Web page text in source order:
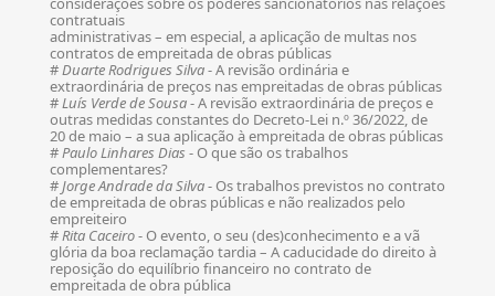
contratuais
administrativas – em especial, a aplicação de multas nos
contratos de empreitada de obras públicas
#Duarte Rodrigues Silva- A revisão ordinária e
extraordinária de preços nas empreitadas de obras públicas
#Luís Verde de Sousa- A revisão extraordinária de preços e
outras medidas constantes do Decreto-Lei n.º 36/2022, de
20 de maio – a sua aplicação à empreitada de obras públicas
#Paulo Linhares Dias - O que são os trabalhos
complementares?
#Jorge Andrade da Silva- Os trabalhos previstos no contrato
de empreitada de obras públicas e não realizados pelo
empreiteiro
#Rita Caceiro- O evento, o seu (des)conhecimento e a vã
glória da boa reclamação tardia – A caducidade do direito à
reposição do equilíbrio financeiro no contrato de
empreitada de obra pública